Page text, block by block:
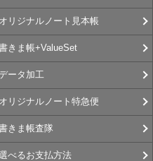
オリジナルノート見本帳
きま帳+ValueSet
データ加工
オリジナルノート特急便
きま帳査隊
べるお支払方法